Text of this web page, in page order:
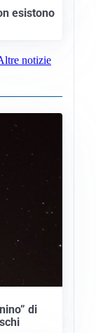
esistono
notizie
di